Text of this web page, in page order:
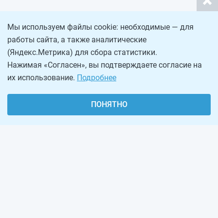
Мы используем файлы cookie: необходимые — для
работы сайта, а также аналитические
(Яндекс.Метрика) для сбора статистики.
Нажимая «Согласен», вы подтверждаете согласие на
их использование. Подробнее
ПОНЯТНО